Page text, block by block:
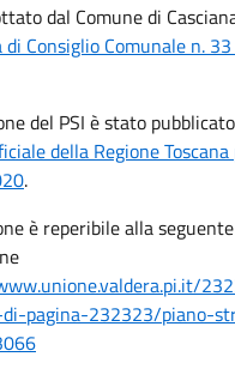
dal Comune di
di Consiglio Comunale n.
del PSI è stato pubblicato
della Regione
.
è reperibile alla
pagina-232323/piano-